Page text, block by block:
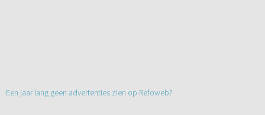
Een jaar lang geen advertenties zien op Refoweb?